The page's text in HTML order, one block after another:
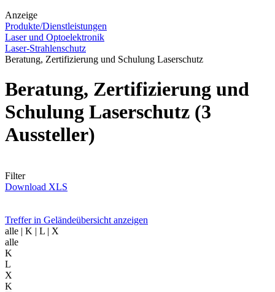
Anzeige
Produkte/Dienstleistungen
Laser und Optoelektronik
Laser-Strahlenschutz
Beratung, Zertifizierung und Schulung Laserschutz
Beratung, Zertifizierung und
Schulung Laserschutz (3
Aussteller)
Filter
Download XLS
Treffer in Geländeübersicht anzeigen
alle | K | L | X
alle
K
L
X
K